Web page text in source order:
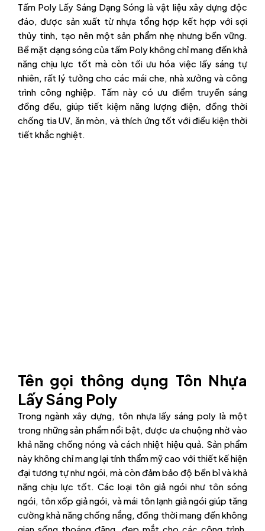
Tấm Poly Lấy Sáng Dạng Sóng là vật liệu xây dựng độc
đáo, được sản xuất từ nhựa tổng hợp kết hợp với sợi
thủy tinh, tạo nên một sản phẩm nhẹ nhưng bền vững.
Bề mặt dạng sóng của tấm Poly không chỉ mang đến khả
năng chịu lực tốt mà còn tối ưu hóa việc lấy sáng tự
nhiên, rất lý tưởng cho các mái che, nhà xưởng và công
trình công nghiệp. Tấm này có ưu điểm truyền sáng
đồng đều, giúp tiết kiệm năng lượng điện, đồng thời
chống tia UV, ăn mòn, và thích ứng tốt với điều kiện thời
tiết khắc nghiệt.
Tên gọi thông dụng Tôn Nhựa
Lấy Sáng Poly
Trong ngành xây dựng, tôn nhựa lấy sáng poly là một
trong những sản phẩm nổi bật, được ưa chuộng nhờ vào
khả năng chống nóng và cách nhiệt hiệu quả. Sản phẩm
này không chỉ mang lại tính thẩm mỹ cao với thiết kế hiện
đại tương tự như ngói, mà còn đảm bảo độ bền bỉ và khả
năng chịu lực tốt. Các loại tôn giả ngói như tôn sóng
ngói, tôn xốp giả ngói, và mái tôn lạnh giả ngói giúp tăng
cường khả năng chống nắng, đồng thời mang đến không